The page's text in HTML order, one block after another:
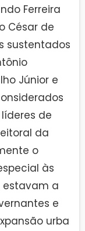
Ferreira
César de
sustentados
Júnior e
de
da
o
às
estavam a
e
urba